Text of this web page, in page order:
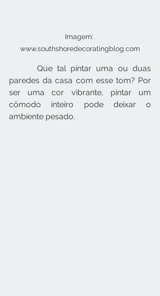
Imagem:
www.southshoredecoratingblog.com
paredes da casa com esse tom? Por
ser uma cor vibrante, pintar um
cômodo inteiro pode deixar o
ambiente pesado.